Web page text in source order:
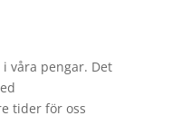
våra pengar. Det
tider för oss